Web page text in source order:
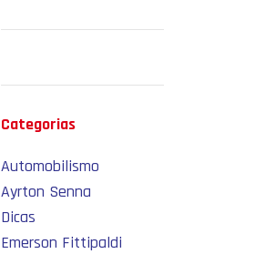
Categorias
Automobilismo
Ayrton Senna
Dicas
Emerson Fittipaldi